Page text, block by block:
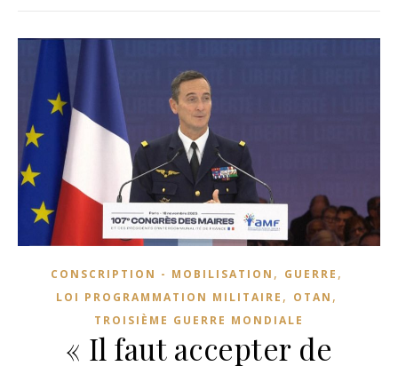
CONSCRIPTION - MOBILISATION , GUERRE ,
LOI PROGRAMMATION MILITAIRE , OTAN ,
TROISIÈME GUERRE MONDIALE
« Il faut accepter de